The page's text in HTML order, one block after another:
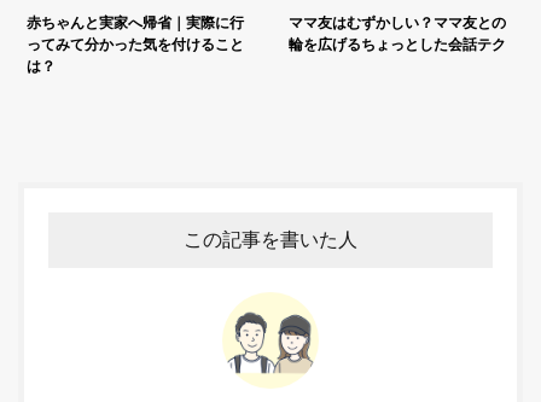
赤ちゃんと実家へ帰省｜実際に行
ってみて分かった気を付けること
は？
ママ友はむずかしい？ママ友との
輪を広げるちょっとした会話テク
この記事を書いた人